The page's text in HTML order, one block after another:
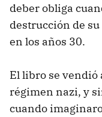
deber obliga
destrucción de
en los años 30.
El libro se vendió
régimen nazi, y
cuando